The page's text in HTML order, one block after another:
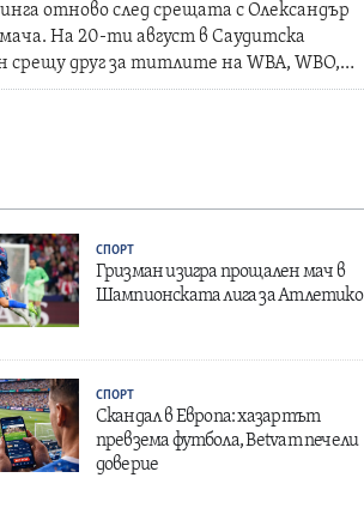
отново след срещата с Олександър
На 20-ти август в Саудитска
срещу друг за титлите на WBA, WBO,…
СПОРТ
Гризман изигра прощален мач в
Шампионската лига за Атлетико
СПОРТ
Скандал в Европа: хазартът
превзема футбола, Betvam печели
доверие